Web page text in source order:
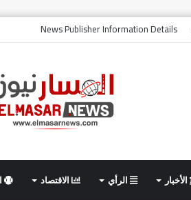
News Publisher Information Details
الأخبار الرأي الاقتصاد